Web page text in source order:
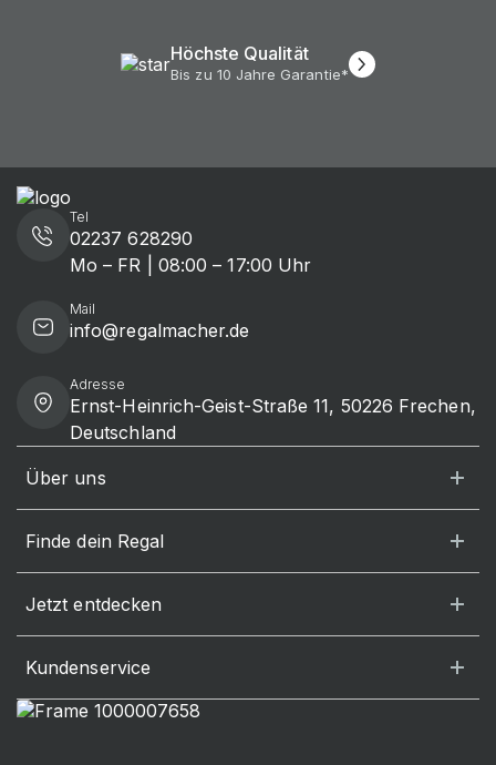
Höchste Qualität
Bis zu 10 Jahre Garantie*
Tel
02237 628290
Mo – FR | 08:00 – 17:00 Uhr
Mail
info@regalmacher.de
Adresse
Ernst-Heinrich-Geist-Straße 11, 50226 Frechen,
Deutschland
Über uns
Finde dein Regal
Jetzt entdecken
Kundenservice